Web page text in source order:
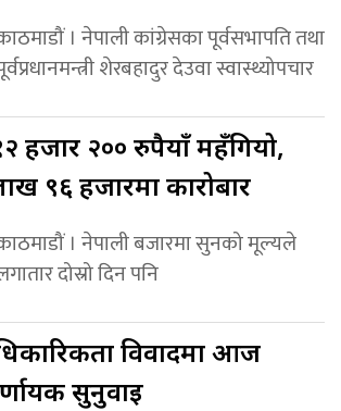
। नेपाली कांग्रेसका पूर्वसभापति तथा
शेरबहादुर देउवा स्वास्थ्योपचार
हजार २०० रुपैयाँ महँगियो,
९६ हजारमा कारोबार
। नेपाली बजारमा सुनको मूल्यले
दोस्रो दिन पनि
विवादमा आज
सुनुवाइ